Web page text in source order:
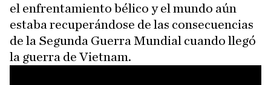
el enfrentamiento bélico y el mundo aún
estaba recuperándose de las consecuencias
de la Segunda Guerra Mundial cuando llegó
la guerra de Vietnam.